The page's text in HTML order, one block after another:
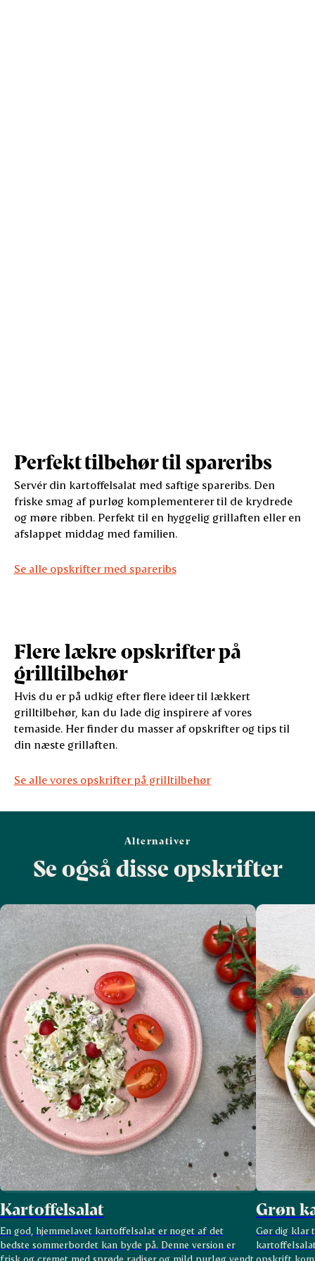
Perfekt tilbehør til spareribs
Servér din kartoffelsalat med saftige spareribs. Den
friske smag af purløg komplementerer til de krydrede
og møre ribben. Perfekt til en hyggelig grillaften eller en
afslappet middag med familien.
Se alle opskrifter med spareribs
Flere lækre opskrifter på
grilltilbehør
Hvis du er på udkig efter flere ideer til lækkert
grilltilbehør, kan du lade dig inspirere af vores
temaside. Her finder du masser af opskrifter og tips til
din næste grillaften.
Se alle vores opskrifter på grilltilbehør
Alternativer
Se også disse opskrifter
Kartoffelsalat
En god, hjemmelavet kartoffelsalat er noget af det
bedste sommerbordet kan byde på. Denne version er
frisk og cremet med sprøde radiser og mild purløg vendt
Grøn
Gør dig klar
opskrift